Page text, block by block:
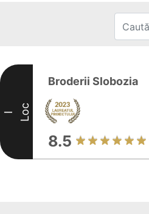
I Loc
Broderii Slobozia
8.5